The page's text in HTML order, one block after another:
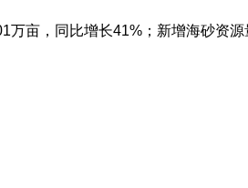
亩，同比增长41%；新增海砂资